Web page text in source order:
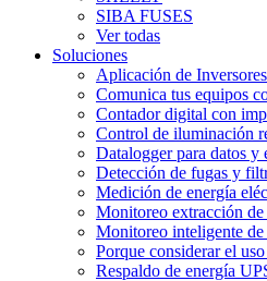
SIBA FUSES
Ver todas
Soluciones
Aplicación de
Comunica tus equipos
Contador digital con
Control de iluminación
Datalogger para datos y
Detección de fugas y
Medición de energía
Monitoreo extracción
Monitoreo inteligente de
Porque considerar el
Respaldo de energía